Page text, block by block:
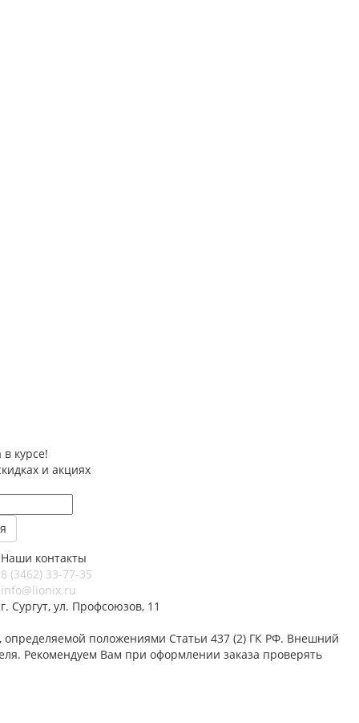
в курсе!
и акциях
Наши контакты
8 (3462) 33-77-35
info@lionix.ru
г. Сургут, ул. Профсоюзов, 11
положениями Статьи 437 (2) ГК РФ. Внешний
Рекомендуем Вам при оформлении заказа проверять